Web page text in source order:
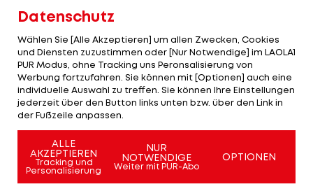
eine 71 (-1) - vier Birdies stehen drei Bogeys
gegenüber. Die 26-Jährige liegt damit auf dem
geteilten 23. Rang. Die Französin Gwladys Nocera
führt mit fünf unter Par. Ein Trio liegt mit einem
Schlag Rückstand auf Platz zwei. Das Turnier in
China ist der Beginn des fünf-wöchigen Asien-Trips
von Wolf.
Mehr zum Thema
Datenschutz
Wählen Sie [Alle Akzeptieren] um allen Zwecken, Cookies
und Diensten zuzustimmen oder [Nur Notwendige] im LAOLA1
PUR Modus, ohne Tracking uns Peronsalisierung von
Werbung fortzufahren. Sie können mit [Optionen] auch eine
individuelle Auswahl zu treffen. Sie können Ihre Einstellungen
jederzeit über den Button links unten bzw. über den Link in
der Fußzeile anpassen.
ALLE
AKZEPTIEREN
Tracking und
Personalisierung
NUR
NOTWENDIGE
Weiter mit PUR-Abo
OPTIONEN